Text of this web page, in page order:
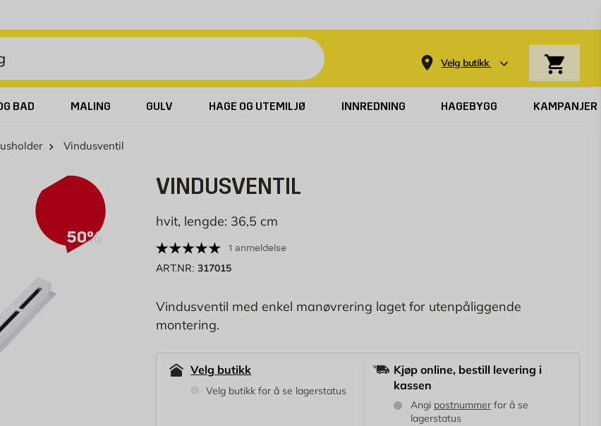
Velg butikk
BAD MALING GULV HAGE OG UTEMILJØ INNREDNING HAGEBYGG KAMPANJER
Vindusventil
50%
VINDUSVENTIL
hvit, lengde: 36,5 cm
1 anmeldelse
ART.NR: 317015
Vindusventil med enkel manøvrering laget for utenpåliggende
montering.
Velg butikk
Velg butikk for å se lagerstatus
Kjøp online, bestill levering i
kassen
Angi postnummerfor å se
lagerstatus